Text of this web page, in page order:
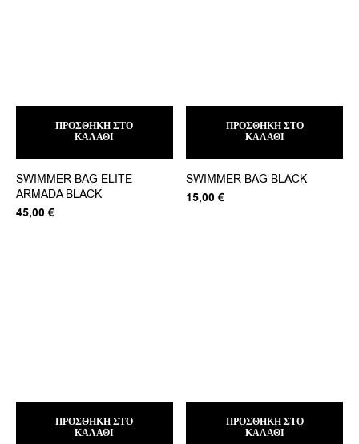
ΠΡΟΣΘΉΚΗ ΣΤΟ
ΚΑΛΆΘΙ
SWIMMER BAG ELITE
ARMADA BLACK
45,00 €
ΠΡΟΣΘΉΚΗ ΣΤΟ
ΚΑΛΆΘΙ
SWIMMER BAG BLACK
15,00€
ΠΡΟΣΘΉΚΗ ΣΤΟ
ΚΑΛΆΘΙ
ΠΡΟΣΘΉΚΗ ΣΤΟ
ΚΑΛΆΘΙ